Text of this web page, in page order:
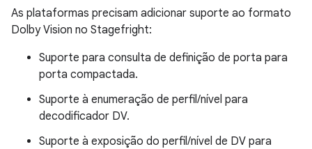
As plataformas precisam adicionar suporte ao formato
Dolby Vision no Stagefright:
Suporte para consulta de definição de porta para
porta compactada.
Suporte à enumeração de perfil/nível para
decodificador DV.
Suporte à exposição do perfil/nível de DV para